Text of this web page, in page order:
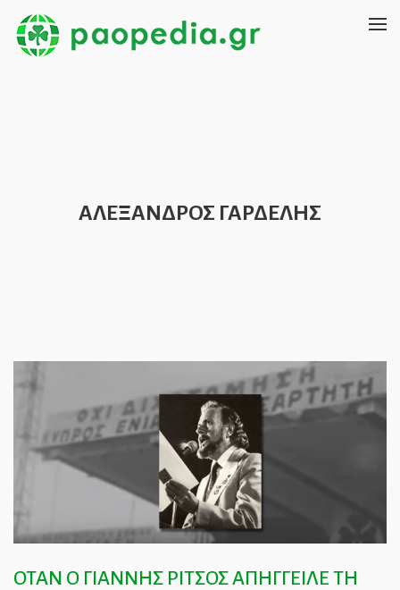
ΑΛΕΞΑΝΔΡΟΣ ΓΑΡΔΕΛΗΣ
ΟΤΑΝ Ο ΓΙΑΝΝΗΣ ΡΙΤΣΟΣ ΑΠΗΓΓΕΙΛΕ ΤΗ